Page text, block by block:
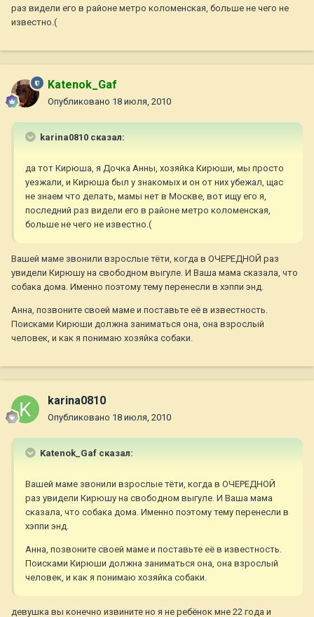
раз видели его в районе метро коломенская, больше не чего не
известно.(
Katenok_Gaf
Опубликовано 18 июля, 2010
karina0810 сказал:
да тот Кирюша, я Дочка Анны, хозяйка Кирюши, мы просто
уезжали, и Кирюша был у знакомых и он от них убежал, щас
не знаем что делать, мамы нет в Москве, вот ищу его я,
последний раз видели его в районе метро коломенская,
больше не чего не известно.(
Вашей маме звонили взрослые тёти, когда в ОЧЕРЕДНОЙ раз
увидели Кирюшу на свободном выгуле. И Ваша мама сказала, что
собака дома. Именно поэтому тему перенесли в хэппи энд.
Анна, позвоните своей маме и поставьте её в известность.
Поисками Кирюши должна заниматься она, она взрослый
человек, и как я понимаю хозяйка собаки.
karina0810
Опубликовано 18 июля, 2010
Katenok_Gaf сказал:
Вашей маме звонили взрослые тёти, когда в ОЧЕРЕДНОЙ
раз увидели Кирюшу на свободном выгуле. И Ваша мама
сказала, что собака дома. Именно поэтому тему перенесли в
хэппи энд.
Анна, позвоните своей маме и поставьте её в известность.
Поисками Кирюши должна заниматься она, она взрослый
человек, и как я понимаю хозяйка собаки.
девушка вы конечно извините но я не ребёнок мне 22 года и